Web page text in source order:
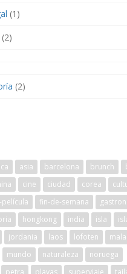
(1)
(2)
(2)
asia barcelona brunch
cine ciudad corea
fin-de-semana
hongkong india isla
jordania laos lofoten
mundo naturaleza
noruega
petra playas superviaje